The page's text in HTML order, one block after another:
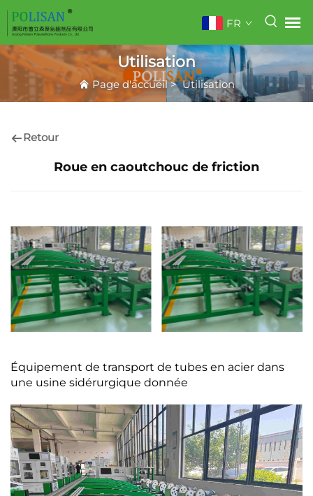
FR
Utilisation
Page d'accueil>Utilisation
Retour
Roue en caoutchouc de friction
Équipement de transport de tubes en acier dans
une usine sidérurgique donnée